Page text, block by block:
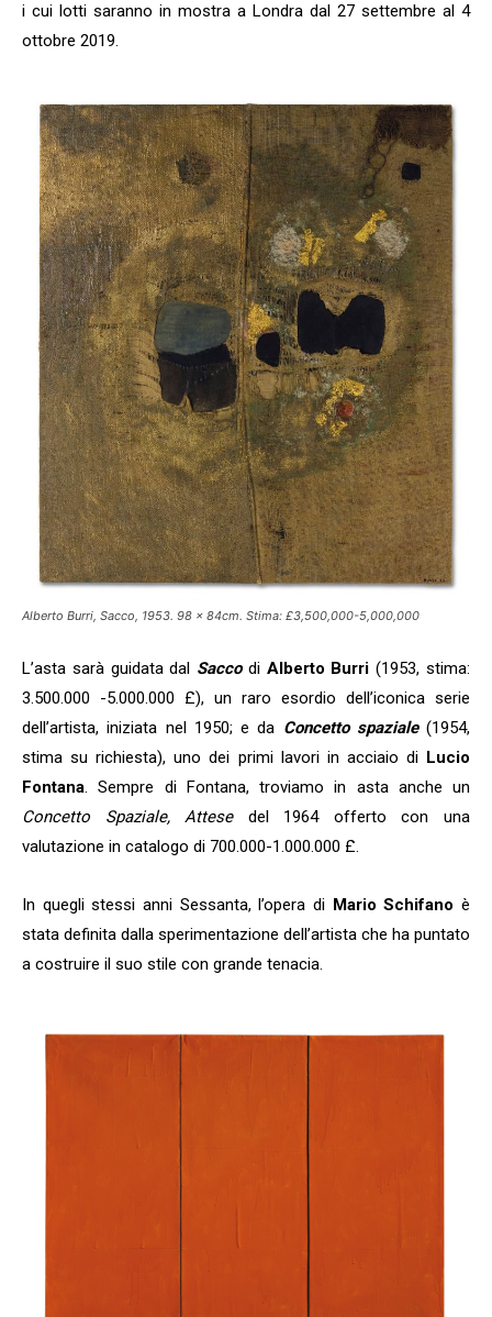
i cui lotti saranno in mostra a Londra dal 27 settembre al 4
ottobre 2019.
Alberto Burri, Sacco, 1953. 98 x 84cm. Stima: £3,500,000-5,000,000
L’asta sarà guidata dal Saccodi Alberto Burri (1953, stima:
3.500.000 -5.000.000 £), un raro esordio dell’iconica serie
dell’artista, iniziata nel 1950; e da Concetto spaziale(1954,
stima su richiesta), uno dei primi lavori in acciaio di Lucio
Fontana. Sempre di Fontana, troviamo in asta anche un
Concetto Spaziale, Attesedel 1964 offerto con una
valutazione in catalogo di 700.000-1.000.000 £.
In quegli stessi anni Sessanta, l’opera di Mario Schifanoè
stata definita dalla sperimentazione dell’artista che ha puntato
a costruire il suo stile con grande tenacia.